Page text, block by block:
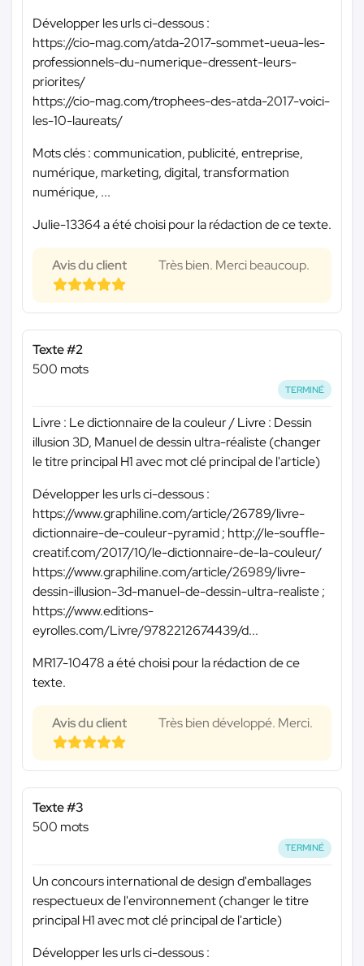
Développer les urls ci-dessous :
https://cio-mag.com/atda-2017-sommet-ueua-les-
professionnels-du-numerique-dressent-leurs-
priorites/
https://cio-mag.com/trophees-des-atda-2017-voici-
les-10-laureats/
Mots clés : communication, publicité, entreprise,
numérique, marketing, digital, transformation
numérique, ...
Julie-13364 a été choisi pour la rédaction de ce texte.
Avis du client Très bien. Merci beaucoup.
Texte #2
500 mots
TERMINÉ
Livre : Le dictionnaire de la couleur / Livre : Dessin
illusion 3D, Manuel de dessin ultra-réaliste (changer
le titre principal H1 avec mot clé principal de l'article)
Développer les urls ci-dessous :
https://www.graphiline.com/article/26789/livre-
dictionnaire-de-couleur-pyramid ; http://le-souffle-
creatif.com/2017/10/le-dictionnaire-de-la-couleur/
https://www.graphiline.com/article/26989/livre-
dessin-illusion-3d-manuel-de-dessin-ultra-realiste ;
https://www.editions-
eyrolles.com/Livre/9782212674439/d...
MR17-10478 a été choisi pour la rédaction de ce
texte.
Avis du client Très bien développé. Merci.
Texte #3
500 mots
TERMINÉ
Un concours international de design d'emballages
respectueux de l'environnement (changer le titre
principal H1 avec mot clé principal de l'article)
Développer les urls ci-dessous :